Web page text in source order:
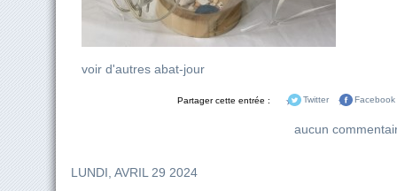
voir d'autres abat-jour
Partager cette entrée : Twitter Facebook
aucun
LUNDI, AVRIL 29 2024